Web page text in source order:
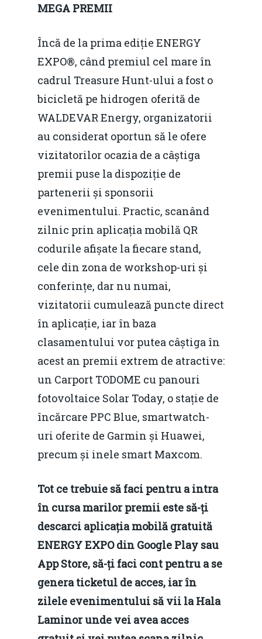
MEGA PREMII
Încă de la prima ediție ENERGY
EXPO®, când premiul cel mare în
cadrul Treasure Hunt-ului a fost o
bicicletă pe hidrogen oferită de
WALDEVAR Energy, organizatorii
au considerat oportun să le ofere
vizitatorilor ocazia de a câștiga
premii puse la dispoziție de
partenerii și sponsorii
evenimentului. Practic, scanând
zilnic prin aplicația mobilă QR
codurile afișate la fiecare stand,
cele din zona de workshop-uri și
conferințe, dar nu numai,
vizitatorii cumulează puncte direct
în aplicație, iar în baza
clasamentului vor putea câștiga în
acest an premii extrem de atractive:
un Carport TODOME cu panouri
fotovoltaice Solar Today, o stație de
încărcare PPC Blue, smartwatch-
uri oferite de Garmin și Huawei,
precum și inele smart Maxcom.
Tot ce trebuie să faci pentru a intra
în cursa marilor premii este să-ți
descarci aplicația mobilă gratuită
ENERGY EXPO din Google Play sau
App Store, să-ți faci cont pentru a se
genera ticketul de acces, iar în
zilele evenimentului să vii la Hala
Laminor unde vei avea acces